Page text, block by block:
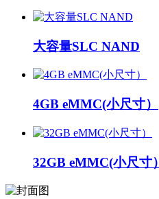
大容量SLC NAND
4GB eMMC(小尺寸）
32GB eMMC(小尺寸）